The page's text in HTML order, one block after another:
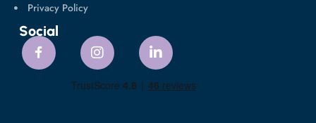
Privacy Policy
Social